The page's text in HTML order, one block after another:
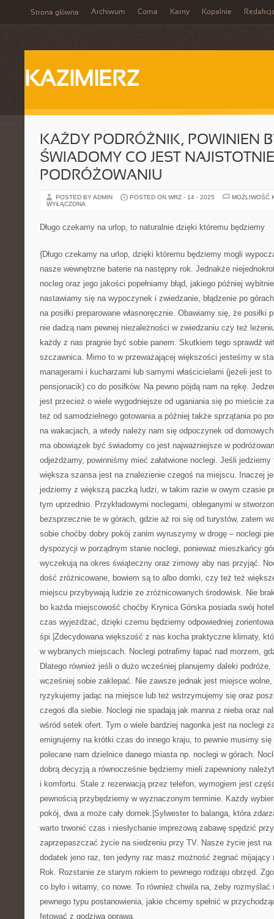
Strona główna Archiwum Coma Karny Kopalnie
KAZIMIERZ
KAŻDY PODRÓŻNIK, POWINIEN
ŚWIADOMY CO JEST
PODRÓŻOWANIU
POSTED BY ADMIN POSTED ON WRZ - 14 - 2025
MOŻLIWOŚĆ
WYŁĄCZONA
Długo czekamy na urlop, to naturalnie dzięki któremu będziemy
{Długo czekamy na urlop, dzięki któremu będziemy mogli
nasze wewnętrzne baterie na następny rok. Jednakże
nocleg oraz jego jakości popełniamy błąd, jakiego później
nastawiamy się na wypoczynek i zwiedzanie, błądzenie po
na posiłki preparowane własnoręcznie. Obawiamy się, że posiłki
nie dadzą nam pewnej niezależności w zwiedzaniu czy też
każdy z nas pragnie być sobie panem. Skutkiem tego sprawdź
szczawnica. Mimo to w przeważającej większości jesteśmy w
managerami i kucharzami lub samymi właścicielami (jeżeli jest
pensjonacik) co do posiłków. Na pewno pójdą nam na rękę.
jest przecież o wiele wygodniejsze od uganiania się po mieście
też od samodzielnego gotowania a później także sprzątania po
na wakacjach, a wtedy należy nam się odpoczynek od
ma obowiązek być świadomy co jest najważniejsze w
odjeżdżamy, powinniśmy mieć załatwione noclegi. Jeśli jedziemy
większa szansa jest na znalezienie czegoś na miejscu. Inaczej
jedziemy z większą paczką ludzi, w takim razie w owym czasie
tym uprzednio. Przykładowymi noclegami, obleganymi w
bezsprzecznie te w górach, gdzie aż roi się od turystów, zatem
sobie choćby dobry pokój zanim wyruszymy w drogę – noclegi
dyspozycji w porządnym stanie noclegi, ponieważ mieszkańcy
wyczekują na okres świąteczny oraz zimowy aby nas przyjąć.
dość zróżnicowane, bowiem są to albo domki, czy też też
miejscu przybywają ludzie ze zróżnicowanych środowisk. Nie
bo każda miejscowość choćby Krynica Górska posiada swój
czas wyjeżdżać, dzięki czemu będziemy odpowiedniej
śpi.|Zdecydowana większość z nas kocha praktyczne klimaty,
w wybranych miejscach. Noclegi potrafimy łapać nad morzem,
Dlatego również jeśli o dużo wcześniej planujemy daleki
wcześniej sobie zaklepać. Nie zawsze jednak jest miejsce
ryzykujemy jadąc na miejsce lub też wstrzymujemy się oraz
czegoś dla siebie. Noclegi nie spadają jak manna z nieba oraz
wśród setek ofert. Tym o wiele bardziej nagonka jest na noclegi
emigrujemy na krótki czas do innego kraju, to pewnie musimy
polecane nam dzielnice danego miasta np. noclegi w górach.
dobrą decyzją a równocześnie będziemy mieli zapewniony
i komfortu. Stale z rezerwacją przez telefon, wymogiem jest
pewnością przybędziemy w wyznaczonym terminie. Każdy
pokój, dwa a może cały domek.|Sylwester to balanga, która
warto trwonić czas i niesłychanie imprezową zabawę spędzić
zaprzepaszczać życie na siedzeniu przy TV. Nasze życie jest
dodatek jeno raz, ten jedyny raz masz możność żegnać mijający
Rok. Rozstanie ze starym rokiem to pewnego rodzaju obrzęd.
co było i witamy, co nowe. To również chwila na, żeby rozmyślać
pewnego typu postanowienia, jakie chcemy spełnić w
fetować z godziwą oprawą.